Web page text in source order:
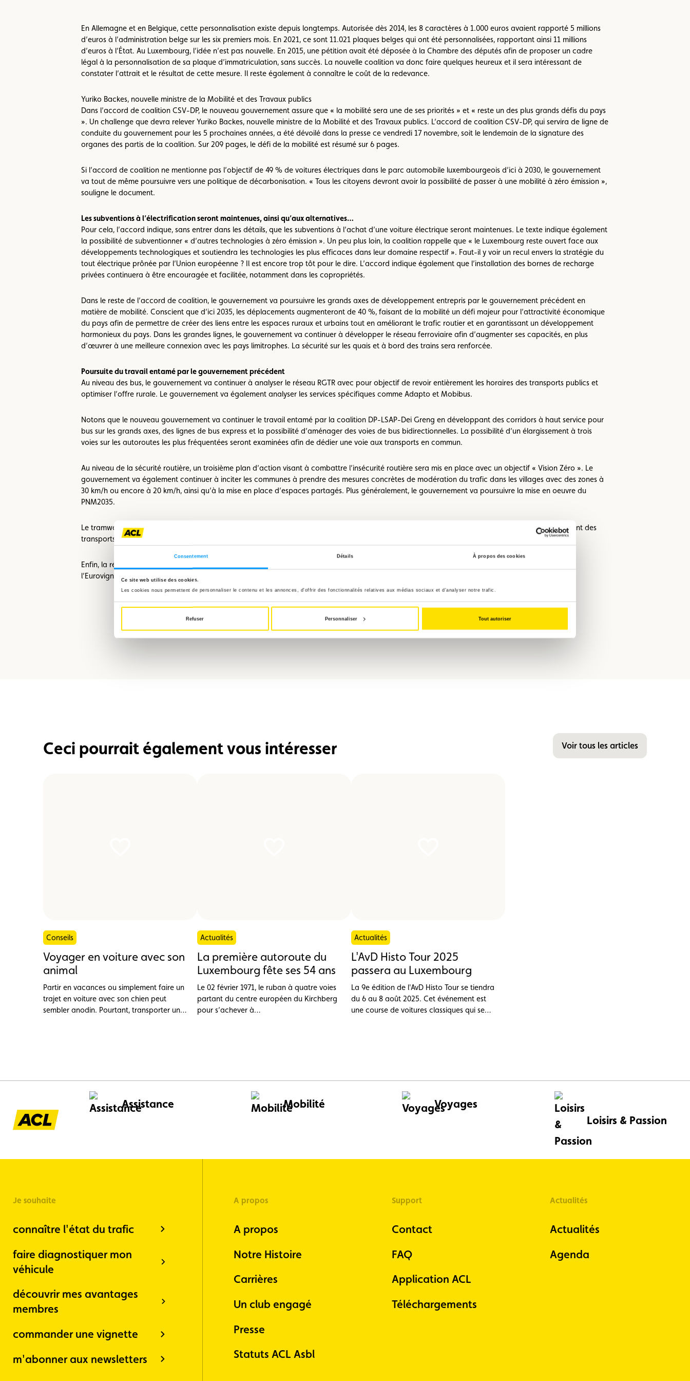
Consentement Détails À propos des cookies
Ce site web utilise des cookies.
Les cookies nous permettent de personnaliser le contenu et les annonces, d'offrir des fonctionnalités relatives aux médias sociaux et d'analyser notre trafic.
Refuser Personnaliser Tout autoriser
En Allemagne et en Belgique, cette personnalisation existe depuis longtemps. Autorisée dès 2014, les 8 caractères à 1.000 euros avaient rapporté 5 millions
d’euros à l’administration belge sur les six premiers mois. En 2021, ce sont 11.021 plaques belges qui ont été personnalisées, rapportant ainsi 11 millions
d’euros à l’État. Au Luxembourg, l’idée n’est pas nouvelle. En 2015, une pétition avait été déposée à la Chambre des députés afin de proposer un cadre
légal à la personnalisation de sa plaque d’immatriculation, sans succès. La nouvelle coalition va donc faire quelques heureux et il sera intéressant de
constater l’attrait et le résultat de cette mesure. Il reste également à connaître le coût de la redevance.
Yuriko Backes, nouvelle ministre de la Mobilité et des Travaux publics
Dans l’accord de coalition CSV-DP, le nouveau gouvernement assure que « la mobilité sera une de ses priorités » et « reste un des plus grands défis du pays
». Un challenge que devra relever Yuriko Backes, nouvelle ministre de la Mobilité et des Travaux publics. L’accord de coalition CSV-DP, qui servira de ligne de
conduite du gouvernement pour les 5 prochaines années, a été dévoilé dans la presse ce vendredi 17 novembre, soit le lendemain de la signature des
organes des partis de la coalition. Sur 209 pages, le défi de la mobilité est résumé sur 6 pages.
Si l’accord de coalition ne mentionne pas l’objectif de 49 % de voitures électriques dans le parc automobile luxembourgeois d’ici à 2030, le gouvernement
va tout de même poursuivre vers une politique de décarbonisation. « Tous les citoyens devront avoir la possibilité de passer à une mobilité à zéro émission »,
souligne le document.
Les subventions à l’électrification seront maintenues, ainsi qu’aux alternatives…
Pour cela, l’accord indique, sans entrer dans les détails, que les subventions à l’achat d’une voiture électrique seront maintenues. Le texte indique également
la possibilité de subventionner « d’autres technologies à zéro émission ». Un peu plus loin, la coalition rappelle que « le Luxembourg reste ouvert face aux
développements technologiques et soutiendra les technologies les plus efficaces dans leur domaine respectif ». Faut-il y voir un recul envers la stratégie du
tout électrique prônée par l’Union européenne ? Il est encore trop tôt pour le dire. L’accord indique également que l’installation des bornes de recharge
privées continuera à être encouragée et facilitée, notamment dans les copropriétés.
Dans le reste de l’accord de coalition, le gouvernement va poursuivre les grands axes de développement entrepris par le gouvernement précédent en
matière de mobilité. Conscient que d’ici 2035, les déplacements augmenteront de 40 %, faisant de la mobilité un défi majeur pour l’attractivité économique
du pays afin de permettre de créer des liens entre les espaces ruraux et urbains tout en améliorant le trafic routier et en garantissant un développement
harmonieux du pays. Dans les grandes lignes, le gouvernement va continuer à développer le réseau ferroviaire afin d’augmenter ses capacités, en plus
d’œuvrer à une meilleure connexion avec les pays limitrophes. La sécurité sur les quais et à bord des trains sera renforcée.
Poursuite du travail entamé par le gouvernement précédent
Au niveau des bus, le gouvernement va continuer à analyser le réseau RGTR avec pour objectif de revoir entièrement les horaires des transports publics et
optimiser l’offre rurale. Le gouvernement va également analyser les services spécifiques comme Adapto et Mobibus.
Notons que le nouveau gouvernement va continuer le travail entamé par la coalition DP-LSAP-Dei Greng en développant des corridors à haut service pour
bus sur les grands axes, des lignes de bus express et la possibilité d’aménager des voies de bus bidirectionnelles. La possibilité d’un élargissement à trois
voies sur les autoroutes les plus fréquentées seront examinées afin de dédier une voie aux transports en commun.
Au niveau de la sécurité routière, un troisième plan d’action visant à combattre l’insécurité routière sera mis en place avec un objectif « Vision Zéro ». Le
gouvernement va également continuer à inciter les communes à prendre des mesures concrètes de modération du trafic dans les villages avec des zones à
30 km/h ou encore à 20 km/h, ainsi qu’à la mise en place d’espaces partagés. Plus généralement, le gouvernement va poursuivre la mise en oeuvre du
PNM2035.
Le tramway continuera son expansion et le gouvernement ne s’interdit pas d’examiner la faisabilité de créer de nouvelles liaisons. Un développement des
transports publics qui s’accompagnera de l’amélioration de l’application Mobilitéit.lu.
Enfin, la réforme de la loi sur les taxis sera achevée dans le but de réduire les prix élevés des courses et une étude sera menée afin de remplacer
l’Eurovignette dans le transport de marchandises par un modèle basé sur le principe de l’utilisateur-payeur.
Ceci pourrait également vous intéresser Voir tous les articles
Conseils
Voyager en voiture avec son
animal
Partir en vacances ou simplement faire un
trajet en voiture avec son chien peut
sembler anodin. Pourtant, transporter un
Actualités
La première autoroute du
Luxembourg fête ses 54 ans
Le 02 février 1971, le ruban à quatre voies
partant du centre européen du Kirchberg
pour s’achever à
Actualités
L'AvD Histo Tour 2025
passera au Luxembourg
La 9e édition de l'AvD Histo Tour se tiendra
du 6 au 8 août 2025. Cet événement est
une course de voitures classiques qui se
Assistance Mobilité
Voyages
Loisirs & Passion
Je souhaite
connaître l'état du trafic
faire diagnostiquer mon
véhicule
découvrir mes avantages
membres
commander une vignette
m'abonner aux newsletters
A propos
A propos
Notre Histoire
Carrières
Un club engagé
Presse
Statuts ACL Asbl
Support
Contact
FAQ
Application ACL
Téléchargements
Actualités
Actualités
Agenda